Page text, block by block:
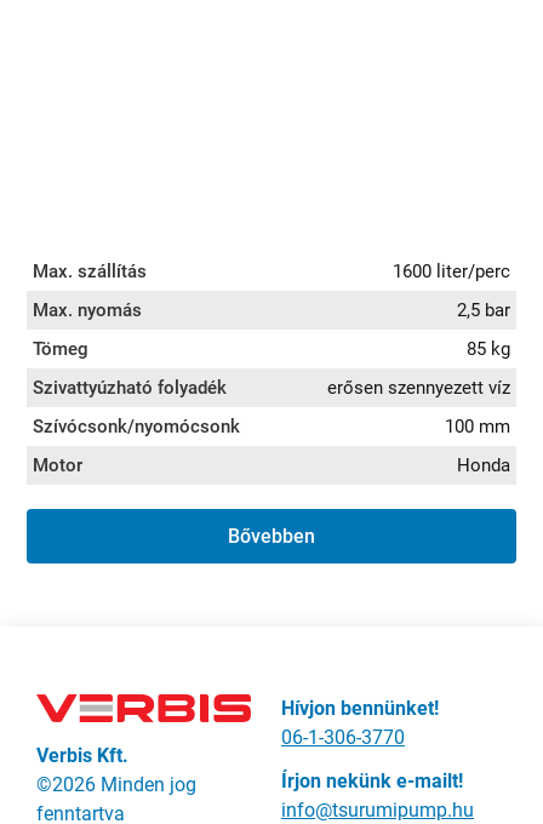
Max. szállítás
1600 liter/perc
Max. nyomás
2,5 bar
Tömeg
85 kg
Szivattyúzható folyadék
erősen szennyezett víz
Szívócsonk/nyomócsonk
100 mm
Motor
Honda
Bővebben
Verbis Kft.
©2026 Minden jog
fenntartva
Hívjon bennünket!
06-1-306-3770
Írjon nekünk e-mailt!
info@tsurumipump.hu